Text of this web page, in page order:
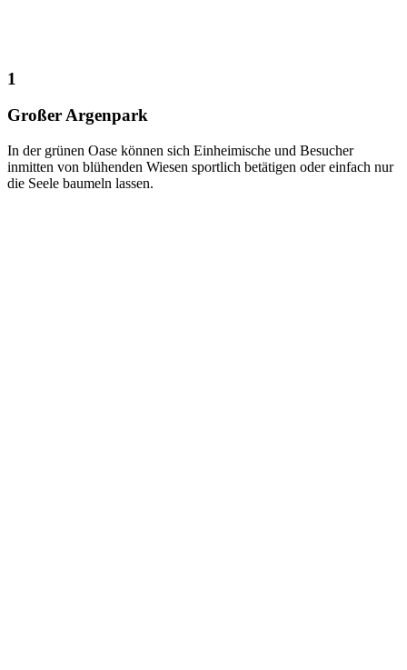
1
Großer Argenpark
In der grünen Oase können sich Einheimische und Besucher
inmitten von blühenden Wiesen sportlich betätigen oder einfach nur
die Seele baumeln lassen.